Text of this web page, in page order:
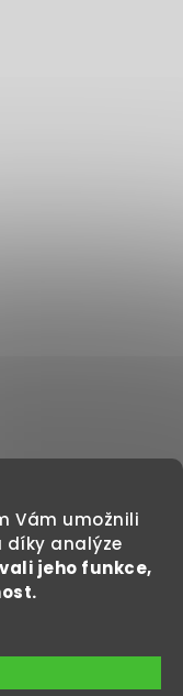
Vám umožnili
díky analýze
jeho funkce,
práva